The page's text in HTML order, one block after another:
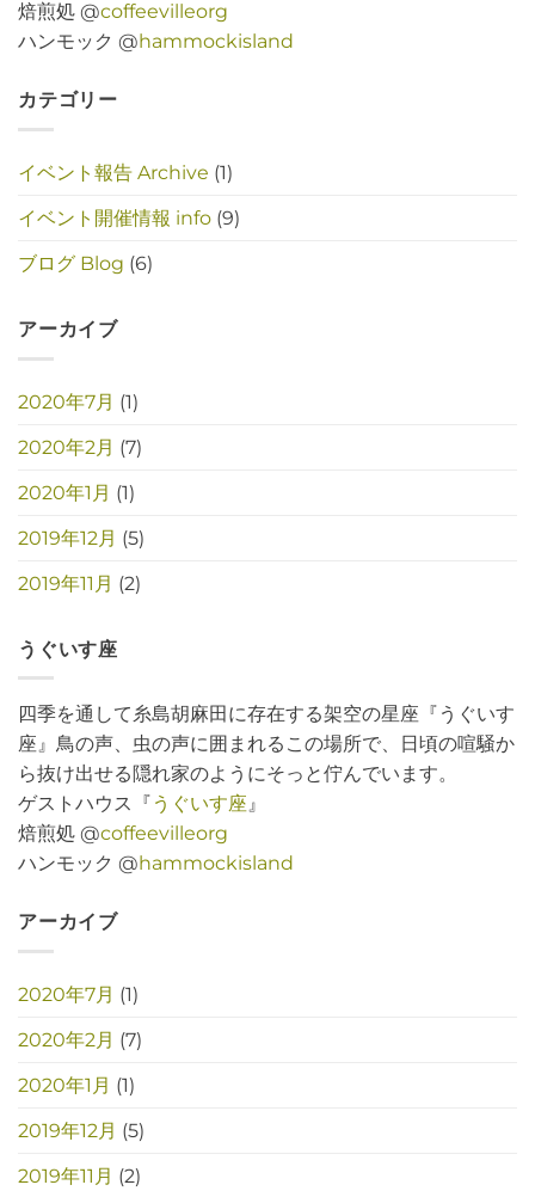
焙煎処 @coffeevilleorg
ハンモック @hammockisland
カテゴリー
イベント報告 Archive (1)
イベント開催情報 info (9)
ブログ Blog (6)
アーカイブ
2020年7月 (1)
2020年2月 (7)
2020年1月 (1)
2019年12月 (5)
2019年11月 (2)
うぐいす座
四季を通して糸島胡麻田に存在する架空の星座『うぐいす
座』鳥の声、虫の声に囲まれるこの場所で、日頃の喧騒か
ら抜け出せる隠れ家のようにそっと佇んでいます。
ゲストハウス『 うぐいす座』
焙煎処 @coffeevilleorg
ハンモック @hammockisland
アーカイブ
2020年7月 (1)
2020年2月 (7)
2020年1月 (1)
2019年12月 (5)
2019年11月 (2)